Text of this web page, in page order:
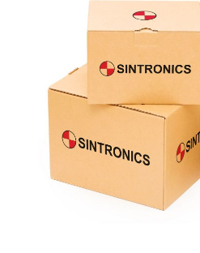
möglich. SINTRONICS ist dann ihr
entweder die alten Baugruppen
repariert oder ihnen die
aus dem eigenen Lager ersetzt.